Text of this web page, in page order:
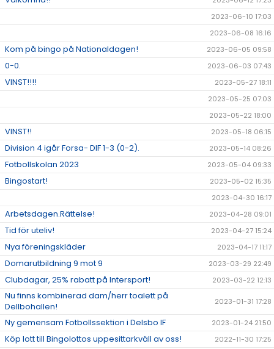
2023-06-10 17:03
2023-06-08 16:16
Kom på bingo på Nationaldagen! 2023-06-05 09:58
0-0. 2023-06-03 07:43
VINST!!!!
2023-05-27 18:11
2023-05-25 07:03
2023-05-22 18:00
VINST!! 2023-05-18 06:15
Division 4 igår Forsa- DIF 1-3 (0-2). 2023-05-14 08:26
Fotbollskolan 2023 2023-05-04 09:33
Bingostart!
2023-05-02 15:35
2023-04-30 16:17
Arbetsdagen.Rättelse! 2023-04-28 09:01
Tid för uteliv! 2023-04-27 15:24
Nya föreningskläder 2023-04-17 11:17
Domarutbildning 9 mot 9 2023-03-29 22:49
Clubdagar, 25% rabatt på Intersport! 2023-03-22 12:13
Nu finns kombinerad dam/herr toalett på
Dellbohallen!
2023-01-31 17:28
Ny gemensam Fotbollssektion i Delsbo IF 2023-01-24 21:50
Köp lott till Bingolottos uppesittarkväll av oss! 2022-11-30 17:25